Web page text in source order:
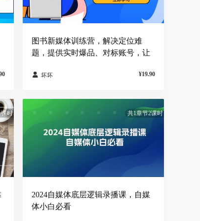
图书新媒体训练营，解决定位难
题，提供实时爆品、对标账号，让
 坏坏 ¥19.90
课时 共1章节2课时
2024自媒体底层逻辑录播课，自媒
体小白必看